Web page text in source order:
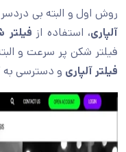
روش اول و البته بی
آلپاری، استفاده از فیلتر
فیلتر شکن پر سرعت و
فیلتر آلپاری و دسترسی به